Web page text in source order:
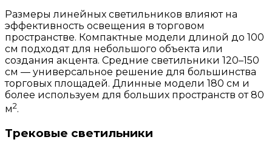
Размеры линейных светильников влияют на
эффективность освещения в торговом
пространстве. Компактные модели длиной до 100
см подходят для небольшого объекта или
создания акцента. Средние светильники 120–150
см — универсальное решение для большинства
торговых площадей. Длинные модели 180 см и
более используем для больших пространств от 80
м2.
Трековые светильники